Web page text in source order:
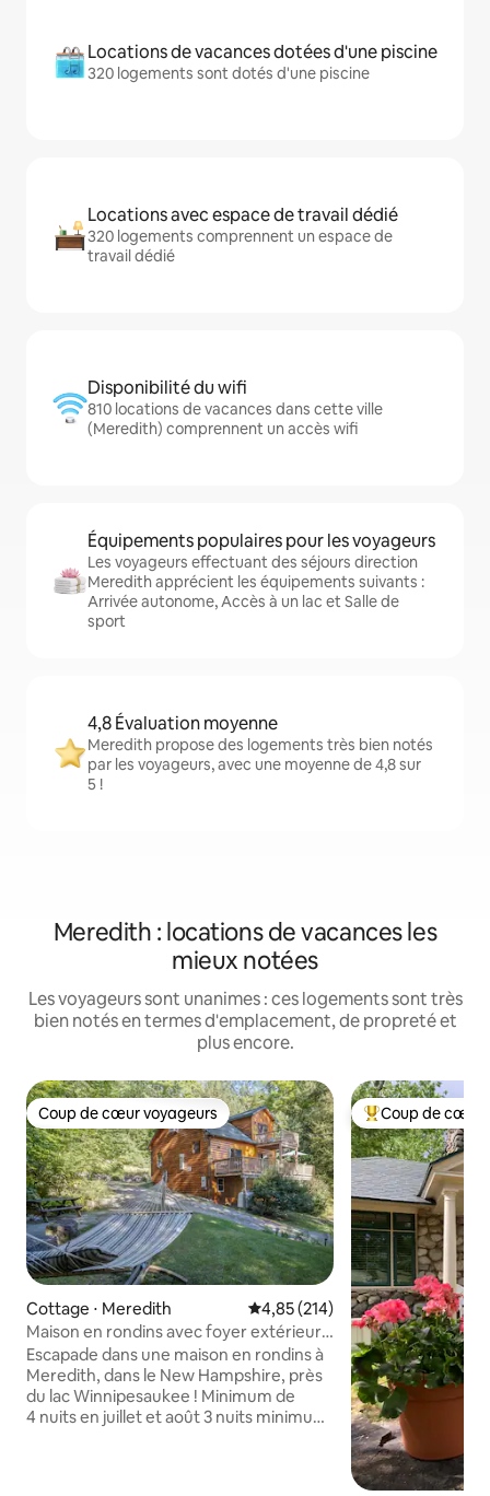
Locations de vacances dotées d'une piscine
320 logements sont dotés d'une piscine
Locations avec espace de travail dédié
320 logements comprennent un espace de
travail dédié
Disponibilité du wifi
810 locations de vacances dans cette ville
(Meredith) comprennent un accès wifi
Équipements populaires pour les voyageurs
Les voyageurs effectuant des séjours direction
Meredith apprécient les équipements suivants :
Arrivée autonome, Accès à un lac et Salle de
sport
4,8 Évaluation moyenne
Meredith propose des logements très bien notés
par les voyageurs, avec une moyenne de 4,8 sur
5 !
Meredith : locations de vacances les
mieux notées
Les voyageurs sont unanimes : ces logements sont très
bien notés en termes d'emplacement, de propreté et
plus encore.
Coup de cœur voyageurs
Coup de cœur voyageurs
Cottage ⋅ Meredith Évaluation moyenne sur la
4,85 (214)
Maison en rondins avec foyer extérieur
personnalisé acceptant les animaux de
compagnie à Meredith, New Hampshire
Escapade dans une maison en rondins à
Meredith, dans le New Hampshire, près
du lac Winnipesaukee ! Minimum de
4 nuits en juillet et août 3 nuits minimum
Coups de cœur
Coup de cœur